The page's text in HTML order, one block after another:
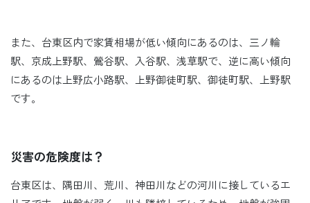
また、台東区内で家賃相場が低い傾向にあるのは、三ノ輪
駅、京成上野駅、鶯谷駅、入谷駅、浅草駅で、逆に高い傾向
にあるのは上野広小路駅、上野御徒町駅、御徒町駅、上野駅
です。
災害の危険度は？
台東区は、隅田川、荒川、神田川などの河川に接しているエ